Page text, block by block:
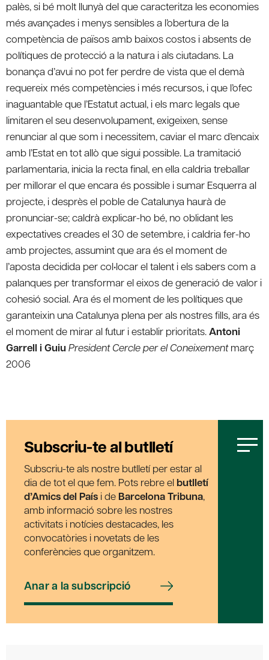
palès, si bé molt llunyà del que caracteritza les economies
més avançades i menys sensibles a l’obertura de la
competència de països amb baixos costos i absents de
polítiques de protecció a la natura i als ciutadans. La
bonança d’avui no pot fer perdre de vista que el demà
requereix més competències i més recursos, i que l’ofec
inaguantable que l’Estatut actual, i els marc legals que
limitaren el seu desenvolupament, exigeixen, sense
renunciar al que som i necessitem, caviar el marc d’encaix
amb l’Estat en tot allò que sigui possible. La tramitació
parlamentaria, inicia la recta final, en ella caldria treballar
per millorar el que encara és possible i sumar Esquerra al
projecte, i desprès el poble de Catalunya haurà de
pronunciar-se; caldrà explicar-ho bé, no oblidant les
expectatives creades el 30 de setembre, i caldria fer-ho
amb projectes, assumint que ara és el moment de
l’aposta decidida per col•locar el talent i els sabers com a
palanques per transformar el eixos de generació de valor i
cohesió social. Ara és el moment de les polítiques que
garanteixin una Catalunya plena per als nostres fills, ara és
el moment de mirar al futur i establir prioritats.Antoni
Garrell i GuiuPresident Cercle per el Coneixementmarç
2006
Subscriu-te al butlletí
Subscriu-te als nostre butlletí per estar al
dia de tot el que fem. Pots rebre el butlletí
d’Amics del País i de Barcelona Tribuna,
amb informació sobre les nostres
activitats i notícies destacades, les
convocatòries i novetats de les
conferències que organitzem.
Anar a la subscripció